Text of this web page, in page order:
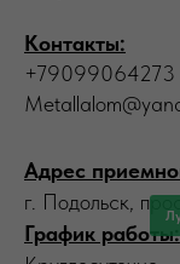
Контакты:
+79099064273
Адрес
г. Подольск,
График работы: